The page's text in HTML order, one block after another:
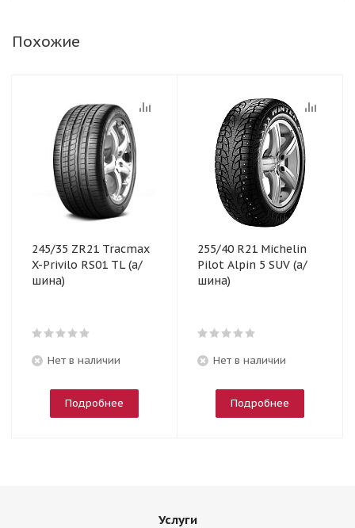
Похожие
245/35 ZR21 Tracmax
X-Privilo RS01 TL (а/
шина)
Нет в наличии
Подробнее
255/40 R21 Michelin
Pilot Alpin 5 SUV (а/
шина)
Нет в наличии
Подробнее
Услуги